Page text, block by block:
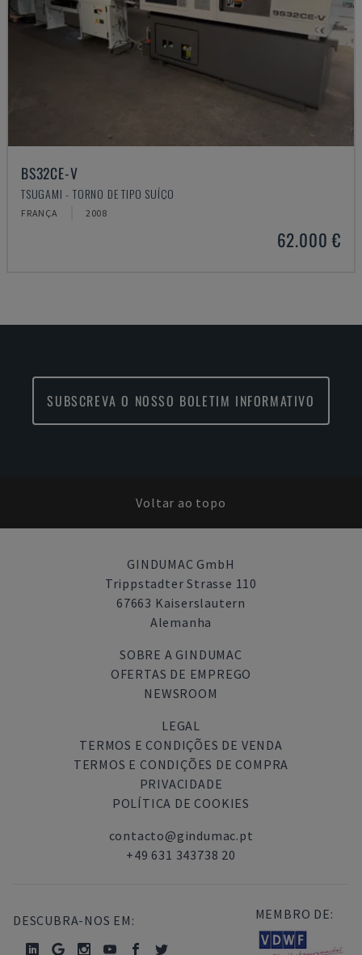
BS32CE-V
TSUGAMI - TORNO DE TIPO SUÍÇO
FRANÇA 2008
62.000 €
SUBSCREVA O NOSSO BOLETIM INFORMATIVO
Voltar ao topo
GINDUMAC GmbH
Trippstadter Strasse 110
67663 Kaiserslautern
Alemanha
SOBRE A GINDUMAC
OFERTAS DE EMPREGO
NEWSROOM
LEGAL
TERMOS E CONDIÇÕES DE VENDA
TERMOS E CONDIÇÕES DE COMPRA
PRIVACIDADE
POLÍTICA DE COOKIES
contacto@gindumac.pt
+49 631 343738 20
DESCUBRA-NOS EM: MEMBRO DE: